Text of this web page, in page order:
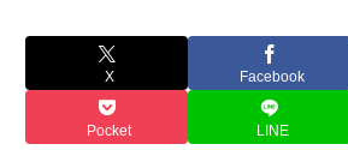
X Facebook
Pocket LINE